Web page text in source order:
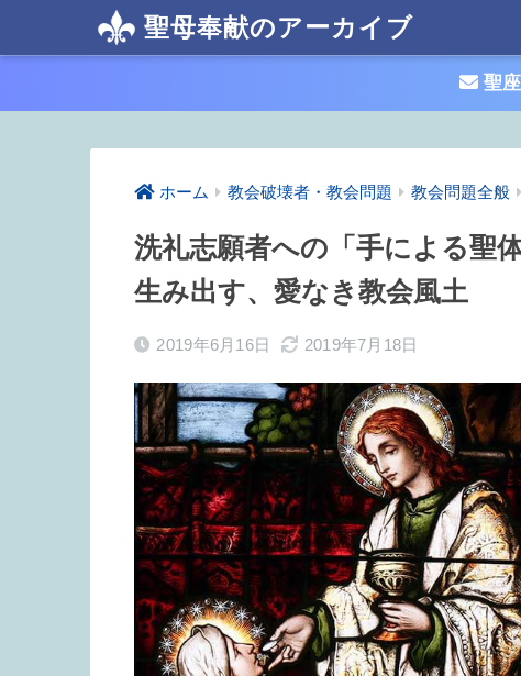
聖母奉献のアーカイブ
聖
ホーム 教会破壊者・教会問題 教会問題全般
洗礼志願者への「手による聖
生み出す、愛なき教会風土
2019年6月16日 2019年7月18日